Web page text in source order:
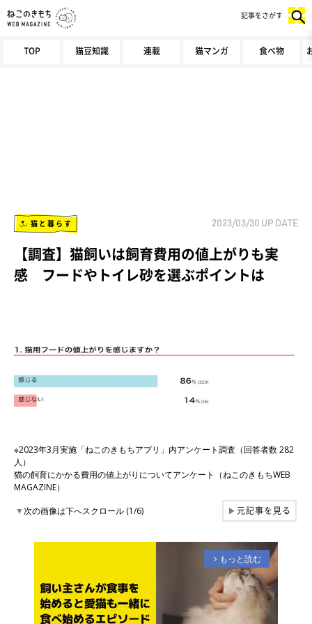
TOP 猫豆知識 連載 猫マンガ 食べ物
記事をさがす
猫と暮らす 2023/03/30 UP DATE
【調査】猫飼いは飼育費用の値上がりも実
感 フードやトイレ砂を選ぶポイントは
※2023年3月実施「ねこのきもちアプリ」内アンケート調査（回答者数 282
人）
猫の飼育にかかる費用の値上がりについてアンケート（ねこのきもちWEB
MAGAZINE）
▼次の画像は下へスクロール (1/6) ▶元記事を見る
arrow_forward_ios もっと読む